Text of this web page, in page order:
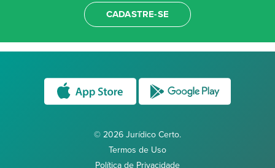
CADASTRE-SE
© 2026 Jurídico Certo.
Termos de Uso
Política de Privacidade